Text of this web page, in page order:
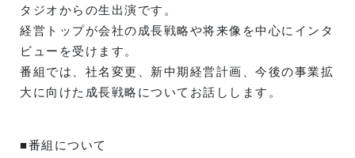
タジオからの生出演です。
経営トップが会社の成長戦略や将来像を中心にインタ
ビューを受けます。
番組では、社名変更、新中期経営計画、今後の事業拡
大に向けた成長戦略についてお話しします。
■番組について